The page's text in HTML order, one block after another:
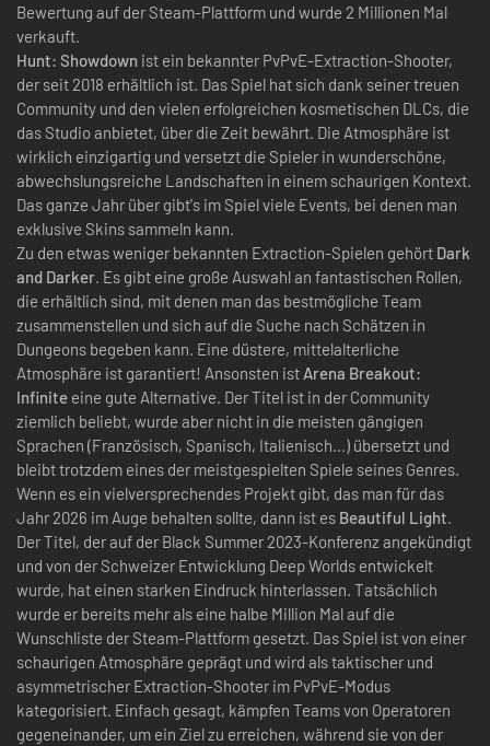
Bewertung auf der Steam-Plattform und wurde 2 Millionen Mal
verkauft.
Hunt: Showdown ist ein bekannter PvPvE-Extraction-Shooter,
der seit 2018 erhältlich ist. Das Spiel hat sich dank seiner treuen
Community und den vielen erfolgreichen kosmetischen DLCs, die
das Studio anbietet, über die Zeit bewährt. Die Atmosphäre ist
wirklich einzigartig und versetzt die Spieler in wunderschöne,
abwechslungsreiche Landschaften in einem schaurigen Kontext.
Das ganze Jahr über gibt's im Spiel viele Events, bei denen man
exklusive Skins sammeln kann.
Zu den etwas weniger bekannten Extraction-Spielen gehört Dark
and Darker. Es gibt eine große Auswahl an fantastischen Rollen,
die erhältlich sind, mit denen man das bestmögliche Team
zusammenstellen und sich auf die Suche nach Schätzen in
Dungeons begeben kann. Eine düstere, mittelalterliche
Atmosphäre ist garantiert! Ansonsten ist Arena Breakout:
Infinite eine gute Alternative. Der Titel ist in der Community
ziemlich beliebt, wurde aber nicht in die meisten gängigen
Sprachen (Französisch, Spanisch, Italienisch...) übersetzt und
bleibt trotzdem eines der meistgespielten Spiele seines Genres.
Wenn es ein vielversprechendes Projekt gibt, das man für das
Jahr 2026 im Auge behalten sollte, dann ist es Beautiful Light.
Der Titel, der auf der Black Summer 2023-Konferenz angekündigt
und von der Schweizer Entwicklung Deep Worlds entwickelt
wurde, hat einen starken Eindruck hinterlassen. Tatsächlich
wurde er bereits mehr als eine halbe Million Mal auf die
Wunschliste der Steam-Plattform gesetzt. Das Spiel ist von einer
schaurigen Atmosphäre geprägt und wird als taktischer und
asymmetrischer Extraction-Shooter im PvPvE-Modus
kategorisiert. Einfach gesagt, kämpfen Teams von Operatoren
gegeneinander, um ein Ziel zu erreichen, während sie von der